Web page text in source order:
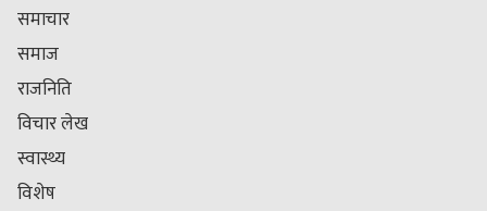
समाचार
समाज
राजनिति
विचार लेख
स्वास्थ्य
विशेष